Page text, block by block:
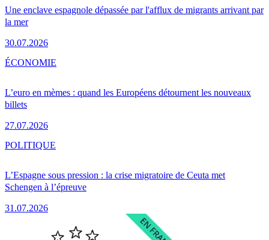
Une enclave espagnole dépassée par l'afflux de migrants arrivant par
la mer
30.07.2026
L’euro en mèmes : quand les Européens détournent les nouveaux
billets
27.07.2026
ÉCONOMIE
L’Espagne sous pression : la crise migratoire de Ceuta met
Schengen à l’épreuve
31.07.2026
POLITIQUE